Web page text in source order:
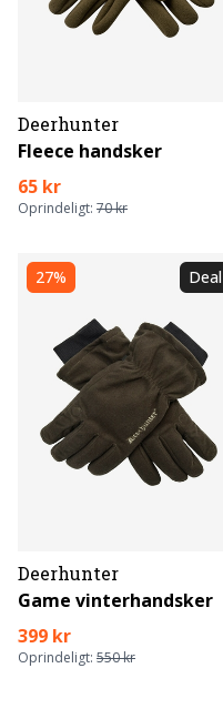
Deerhunter
Fleece handsker
65 kr
Oprindeligt: 70 kr
27% Deal
Deerhunter
Game vinterhandsker
399 kr
Oprindeligt: 550 kr